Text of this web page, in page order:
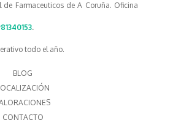
Farmaceuticos de A Coruña. Oficina
.
todo el año.
BLOG
CONTACTO